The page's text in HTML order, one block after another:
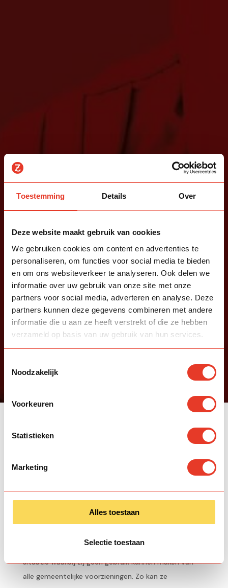
Toestemming Details Over
Deze website maakt gebruik van cookies
We gebruiken cookies om content en advertenties te
personaliseren, om functies voor social media te bieden
en om ons websiteverkeer te analyseren. Ook delen we
informatie over uw gebruik van onze site met onze
partners voor social media, adverteren en analyse. Deze
partners kunnen deze gegevens combineren met andere
informatie die u aan ze heeft verstrekt of die ze hebben
verzameld op basis van uw gebruik van hun services.
Noodzakelijk
Voorkeuren
Statistieken
Marketing
Alles toestaan
Selectie toestaan
verkeren op dit moment in een zeer ingewikkelde
situatie waarbij zij geen gebruik kunnen maken van
alle gemeentelijke voorzieningen. Zo kan ze